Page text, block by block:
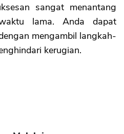
sangat menantang
lama. Anda dapat
mengambil langkah-
kerugian.